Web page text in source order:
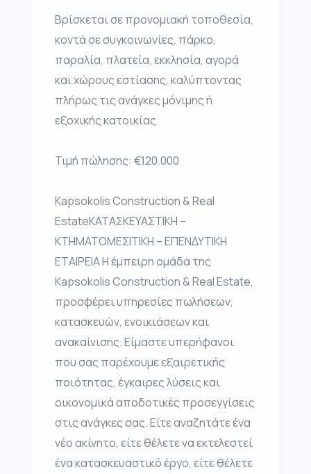
Βρίσκεται σε προνομιακή τοποθεσία,
κοντά σε συγκοινωνίες, πάρκο,
παραλία, πλατεία, εκκλησία, αγορά
και χώρους εστίασης, καλύπτοντας
πλήρως τις ανάγκες μόνιμης ή
εξοχικής κατοικίας.
Τιμή πώλησης: €120.000
Kapsokolis Construction & Real
EstateΚΑΤΑΣΚΕΥΑΣΤΙΚΗ –
ΚΤΗΜΑΤΟΜΕΣΙΤΙΚΗ – ΕΠΕΝΔΥΤΙΚΗ
ΕΤΑΙΡΕΙΑ Η έμπειρη ομάδα της
Kapsokolis Construction & Real Estate,
προσφέρει υπηρεσίες πωλήσεων,
κατασκευών, ενοικιάσεων και
ανακαίνισης. Είμαστε υπερήφανοι
που σας παρέχουμε εξαιρετικής
ποιότητας, έγκαιρες λύσεις και
οικονομικά αποδοτικές προσεγγίσεις
στις ανάγκες σας. Είτε αναζητάτε ένα
νέο ακίνητο, είτε θέλετε να εκτελεστεί
ένα κατασκευαστικό έργο, είτε θέλετε